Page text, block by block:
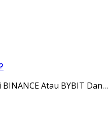
Atau BYBIT Dan…